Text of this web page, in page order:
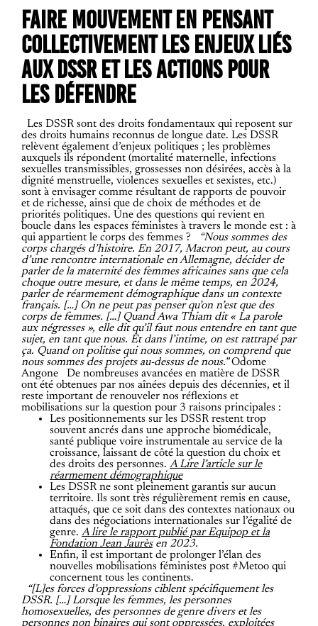
FAIRE MOUVEMENT EN PENSANT
COLLECTIVEMENT LES ENJEUX LIÉS
AUX DSSR ET LES ACTIONS POUR
LES DÉFENDRE
Les DSSR sont des droits fondamentaux qui reposent sur
des droits humains reconnus de longue date. Les DSSR
relèvent également d’enjeux politiques ; les problèmes
auxquels ils répondent (mortalité maternelle, infections
sexuelles transmissibles, grossesses non désirées, accès à la
dignité menstruelle, violences sexuelles et sexistes, etc.)
sont à envisager comme résultant de rapports de pouvoir
et de richesse, ainsi que de choix de méthodes et de
priorités politiques. Une des questions qui revient en
boucle dans les espaces féministes à travers le monde est : à
qui appartient le corps des femmes ?
“Nous sommes des
corps chargés d’histoire. En 2017, Macron peut, au cours
d’une rencontre internationale en Allemagne, décider de
parler de la maternité des femmes africaines sans que cela
choque outre mesure, et dans le même temps, en 2024,
parler de réarmement démographique dans un contexte
français. […]On ne peut pas penser qu’on n’est que des
corps de femmes. […]Quand Awa Thiam dit « La parole
aux négresses », elle dit qu’il faut nous entendre en tant que
sujet, en tant que nous. Et dans l’intime, on est rattrapé par
ça. Quand on politise qui nous sommes, on comprend que
nous sommes des projets au-dessus de nous.”Odome
Angone
De nombreuses avancées en matière de DSSR
ont été obtenues par nos aînées depuis des décennies, et il
reste important de renouveler nos réflexions et
mobilisations sur la question pour 3 raisons principales :
Les positionnements sur les DSSR restent trop
souvent ancrés dans une approche biomédicale,
santé publique voire instrumentale au service de la
croissance, laissant de côté la question du choix et
des droits des personnes. ALire l’article sur le
réarmement démographique
Les DSSR ne sont pleinement garantis sur aucun
territoire. Ils sont très régulièrement remis en cause,
attaqués, que ce soit dans des contextes nationaux ou
dans des négociations internationales sur l’égalité de
genre. A lire le rapport publié par Equipop et la
Fondation Jean Jaurèsen 2023.
Enfin, il est important de prolonger l’élan des
nouvelles mobilisations féministes post #Metoo qui
concernent tous les continents.
“[L]es forces d’oppressions ciblent spécifiquement les
DSSR. […] Lorsque les femmes, les personnes
homosexuelles, des personnes de genre divers et les
personnes non binaires qui sont oppressées, exploitées